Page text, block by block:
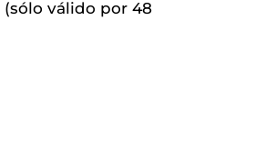
(sólo válido por 48